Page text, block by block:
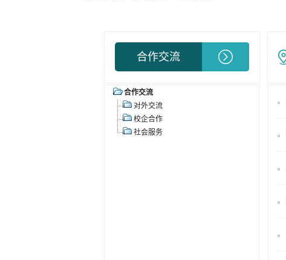
合作交流
合作交流
对外交流
校企合作
社会服务